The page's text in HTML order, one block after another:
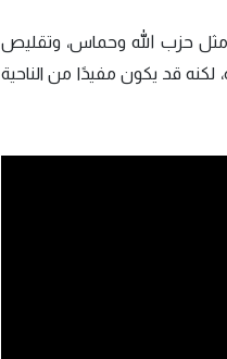
حزب الله وحماس، وتقليص
لكنه قد يكون مفيدًا من الناحية